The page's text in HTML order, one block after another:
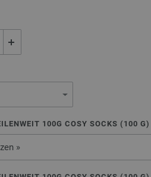
100G COSY SOCKS (100 G)
»